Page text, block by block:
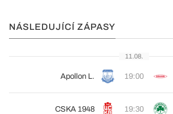
NÁSLEDUJÍCÍ ZÁPASY
11.08.
Apollon L. 19:00
CSKA 1948 19:30